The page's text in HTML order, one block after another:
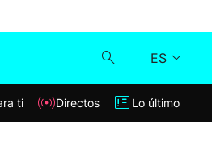
ES
Klisk
ti Directos Lo último